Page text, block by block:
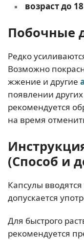
возраст до
Побочные
Редко
Возможно
жжение и другие
появлении
рекомендуется
на время
(Способ и
Капсулы вводятся
допускается
Для быстрого
рекомендуется